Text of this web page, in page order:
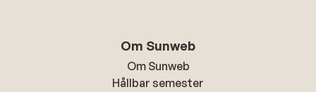
Om Sunweb
Om Sunweb
Hållbar semester